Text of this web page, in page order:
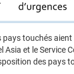
pays touchés
Asia et le Service
des pays